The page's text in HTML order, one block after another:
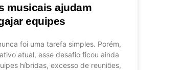
musicais ajudam
equipes
foi uma tarefa simples. Porém,
atual, esse desafio ficou ainda
híbridas, excesso de reuniões,